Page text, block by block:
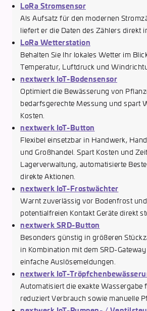
LoRa Stromsensor
Als Aufsatz für den modernen
liefert er die Daten des Zählers direkt
LoRa Wetterstation
Behalten Sie Ihr lokales Wetter im
Temperatur, Luftdruck und
nextwerk IoT-Bodensensor
Optimiert die Bewässerung von
bedarfsgerechte Messung und spart
Kosten.
nextwerk IoT-Button
Flexibel einsetzbar in Handwerk,
und Großhandel. Spart Kosten und
Lagerverwaltung, automatisierte
direkte Aktionen.
nextwerk IoT-Frostwächter
Warnt zuverlässig vor Bodenfrost
potentialfreien Kontakt Geräte direkt
nextwerk SRD-Button
Besonders günstig in größeren
in Kombination mit dem SRD-
einfache Auslösemeldungen.
nextwerk IoT-
Automatisiert die exakte Wassergabe
reduziert Verbrauch sowie manuelle